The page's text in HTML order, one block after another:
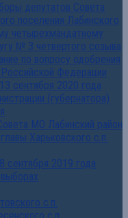
депутатов Совета
поселения Лабинского
четырехмандатному
№ 3 четвертого созыва
по вопросу одобрения
Федерации
сентября 2020 года
(губернатора)
МО Лабинский район
Харьковского с.п.
сентября 2019 года
с.п.